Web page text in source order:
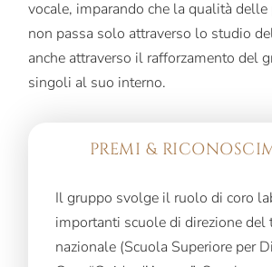
vocale, imparando che la qualità delle
non passa solo attraverso lo studio
anche attraverso il rafforzamento del
singoli al suo interno.
PREMI &
Il gruppo svolge il ruolo di coro
importanti scuole di direzione del
nazionale (Scuola Superiore per